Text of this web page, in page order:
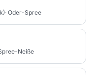
· Oder-Spree
Neiße